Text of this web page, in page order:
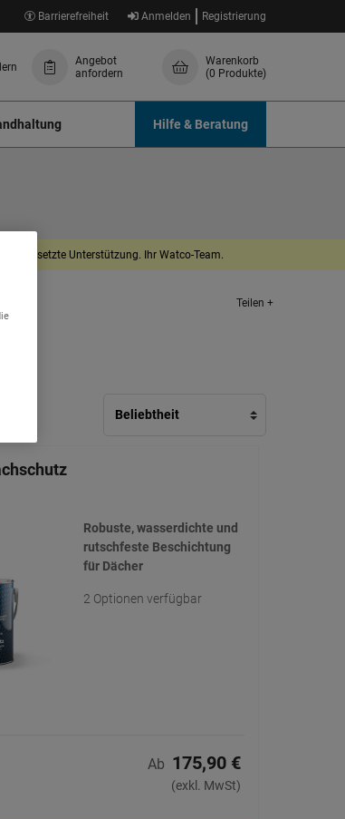
Barrierefreiheit Anmelden Registrierung
Angebot
anfordern
Warenkorb
(0 Produkte)
Hilfe & Beratung
fortgesetzte Unterstützung. Ihr Watco-Team.
Teilen +
Robuste, wasserdichte und
rutschfeste Beschichtung
für Dächer
2 Optionen verfügbar
Ab 175,90 €
(exkl. MwSt)